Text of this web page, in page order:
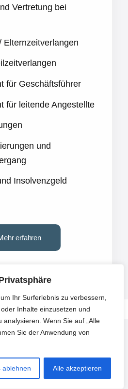
Ihr Surferlebnis zu verbessern,
Inhalte einzusetzen und
Wenn Sie auf „Alle
Sie der Anwendung von
ablehnen Alle akzeptieren
Vertretung bei
Elternzeitverlangen
für Geschäftsführer
für leitende Angestellte
und
Insolvenzgeld
erfahren
Arbeitgeber